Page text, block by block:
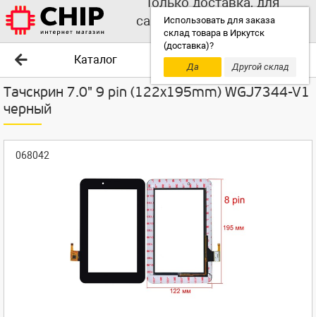
Использовать для заказа
склад товара в Иркутск
(доставка)?
Да
Другой склад
самовывоза выбирайте
другой склад!
Каталог
Тачскрин 7.0" 9 pin (122x195mm) WGJ7344-V1
черный
068042